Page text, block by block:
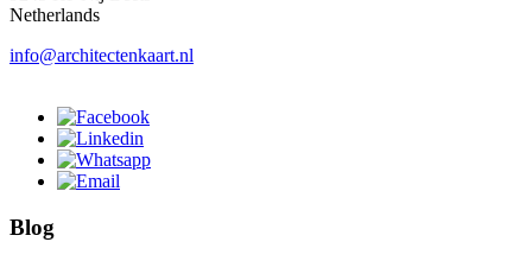
Netherlands
info@architectenkaart.nl
Blog